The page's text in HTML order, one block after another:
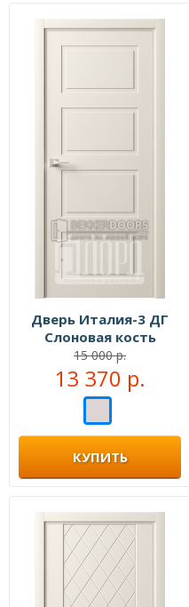
Дверь Италия-3 ДГ
Слоновая кость
15 000 р.
13 370 р.
КУПИТЬ